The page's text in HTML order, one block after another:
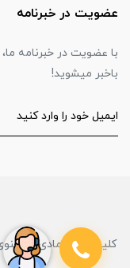
عضویت در خبرنامه
با عضویت در خبرنامه
باخبر میشوید!
کلیه حقوق مادی و